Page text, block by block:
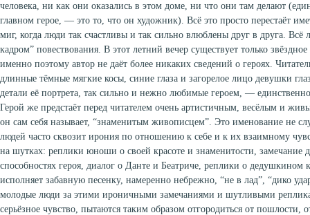
человека, ни как они оказались в этом доме, ни что они там делают
главном герое, — это то, что он художник). Всё это просто перестаёт
миг, когда люди так счастливы и так сильно влюблены друг в друга. Всё
кадром” повествования. В этот летний вечер существует только
именно поэтому автор не даёт более никаких сведений о героях.
длинные тёмные мягкие косы, синие глаза и загорелое лицо девушки
детали её портрета, так сильно и нежно любимые героем, —
Герой же предстаёт перед читателем очень артистичным, весёлым и
он сам себя называет, “знаменитым живописцем”. Это именование не
людей часто сквозит ирония по отношению к себе и к их взаимному
на шутках: реплики юноши о своей красоте и знаменитости, замечание
способностях героя, диалог о Данте и Беатриче, реплики о дедушкином
исполняет забавную песенку, намеренно небрежно, “не в лад”, “дико
молодые люди за этими ироничными замечаниями и шутливыми
серьёзное чувство, пытаются таким образом отгородиться от пошлости,